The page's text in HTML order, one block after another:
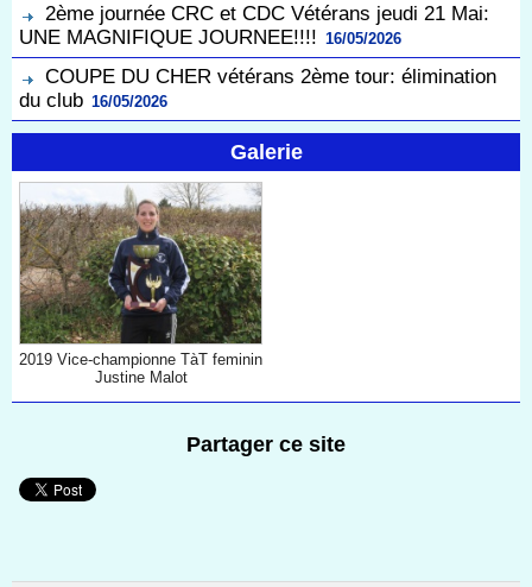
2ème journée CRC et CDC Vétérans jeudi 21 Mai:
UNE MAGNIFIQUE JOURNEE!!!! 16/05/2026
COUPE DU CHER vétérans 2ème tour: élimination
du club 16/05/2026
Galerie
2019 Vice-championne TàT feminin
Justine Malot
Partager ce site